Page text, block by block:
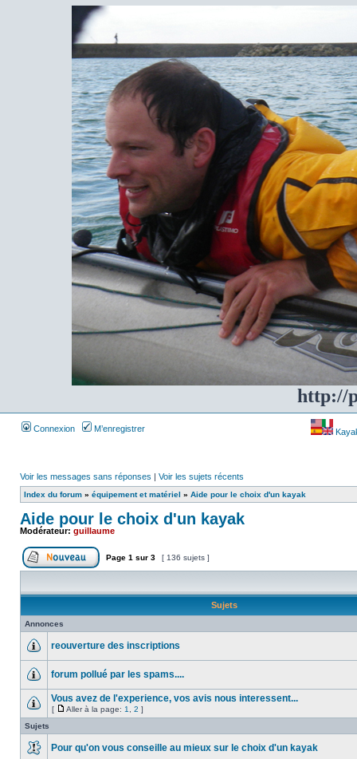
http://
Connexion M’enregistrer
Voir les messages sans réponses | Voir les sujets récents
Index du forum » équipement et matériel » Aide pour le choix d'un kayak
Aide pour le choix d'un kayak
Modérateur: guillaume
Page 1 sur 3 [ 136 sujets ]
Sujets
Annonces
reouverture des inscriptions
forum pollué par les spams....
Vous avez de l'experience, vos avis nous interessent...
[ Aller à la page: 1 2 ]
Sujets
Pour qu'on vous conseille au mieux sur le choix d'un kayak